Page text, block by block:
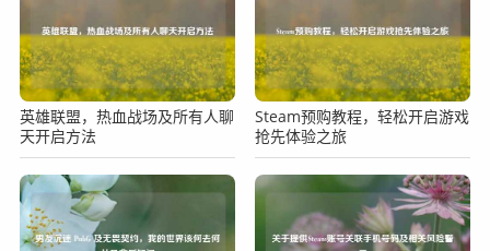
英雄联盟，热血战场及所有人聊
天开启方法
Steam预购教程，轻松开启游戏
抢先体验之旅